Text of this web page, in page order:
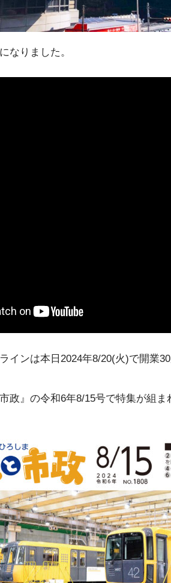
なりました。
インは本日2024年8/20(火)で開業
政』の令和6年8/15号で特集が組ま